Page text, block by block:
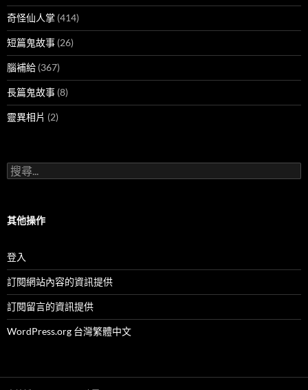
奇怪仙人掌 (414)
短篇鬼故事 (26)
腦補給 (367)
長篇鬼故事 (8)
靈異相片 (2)
搜
尋
字:
其他操作
登入
訂閱網站內容的資訊提供
訂閱留言的資訊提供
WordPress.org 台灣繁體中文